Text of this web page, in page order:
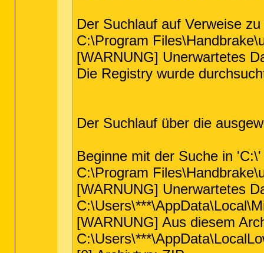
Der Suchlauf auf Verweise
C:\Program
[WARNUNG] Unerwartetes
Die Registry wurde
Der Suchlauf über die
Beginne mit der Suche in 'C:\'
C:\Program
[WARNUNG] Unerwartetes
[WARNUNG] Aus diesem